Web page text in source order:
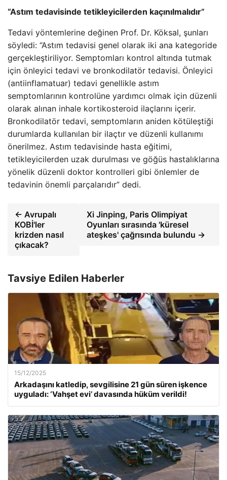
“Astım tedavisinde tetikleyicilerden kaçınılmalıdır”
Tedavi yöntemlerine değinen Prof. Dr. Köksal, şunları
söyledi: “Astım tedavisi genel olarak iki ana kategoride
gerçekleştiriliyor. Semptomları kontrol altında tutmak
için önleyici tedavi ve bronkodilatör tedavisi. Önleyici
(antiinflamatuar) tedavi genellikle astım
semptomlarının kontrolüne yardımcı olmak için düzenli
olarak alınan inhale kortikosteroid ilaçlarını içerir.
Bronkodilatör tedavi, semptomların aniden kötüleştiği
durumlarda kullanılan bir ilaçtır ve düzenli kullanımı
önerilmez. Astım tedavisinde hasta eğitimi,
tetikleyicilerden uzak durulması ve göğüs hastalıklarına
yönelik düzenli doktor kontrolleri gibi önlemler de
tedavinin önemli parçalarıdır” dedi.
← Avrupalı ​​
KOBİ'ler
krizden nasıl
çıkacak?
Xi Jinping, Paris Olimpiyat
Oyunları sırasında 'küresel
ateşkes' çağrısında bulundu →
Tavsiye Edilen Haberler
15/12/2025
Arkadaşını katledip, sevgilisine 21 gün süren işkence
uyguladı: ‘Vahşet evi’ davasında hüküm verildi!